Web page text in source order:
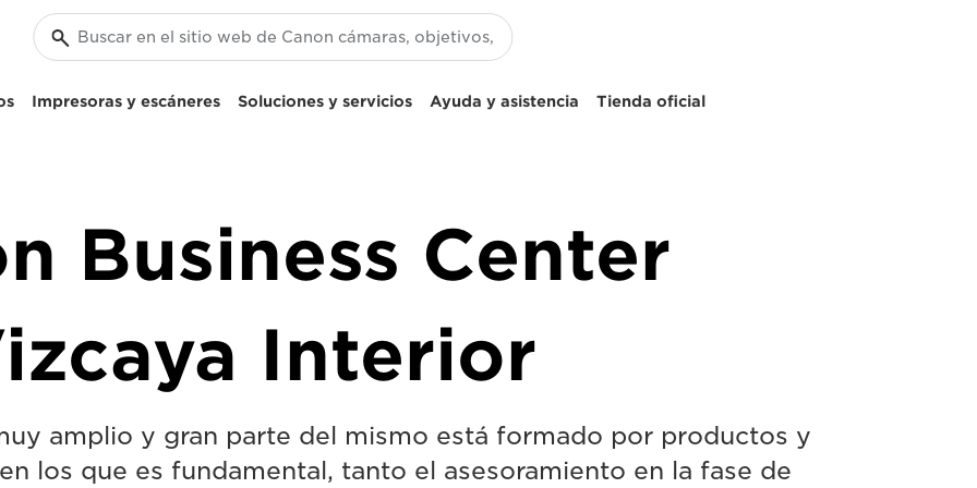
Impresoras y escáneres Soluciones y servicios Ayuda y asistencia Tienda oficial
Business Center
Interior
amplio y gran parte del mismo está formado por productos y
los que es fundamental, tanto el asesoramiento en la fase de